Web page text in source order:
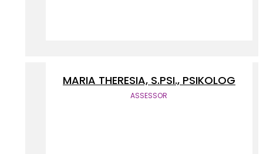
MARIA THERESIA, S.PSI., PSIKOLOG
ASSESSOR